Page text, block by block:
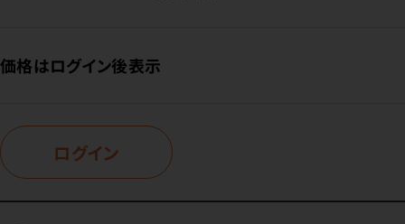
価格はログイン後表示
ログイン